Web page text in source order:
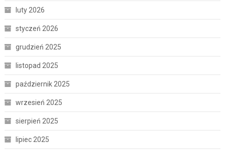
luty 2026
styczeń 2026
grudzień 2025
listopad 2025
październik 2025
wrzesień 2025
sierpień 2025
lipiec 2025